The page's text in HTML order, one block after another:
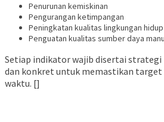
Penurunan kemiskinan
Pengurangan ketimpangan
Peningkatan kualitas lingkungan hidup
Penguatan kualitas sumber daya
Setiap indikator wajib disertai strategi
dan konkret untuk memastikan
waktu. []